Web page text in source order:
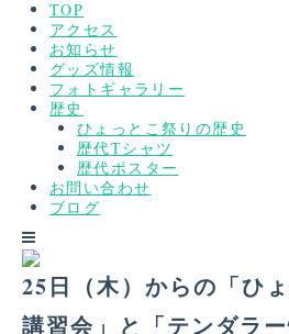
TOP
アクセス
お知らせ
グッズ情報
フォトギャラリー
歴史
ひょっとこ祭りの歴史
歴代Tシャツ
歴代ポスター
お問い合わせ
ブログ
25日（木）からの「ひ
講習会」と「テンダラー